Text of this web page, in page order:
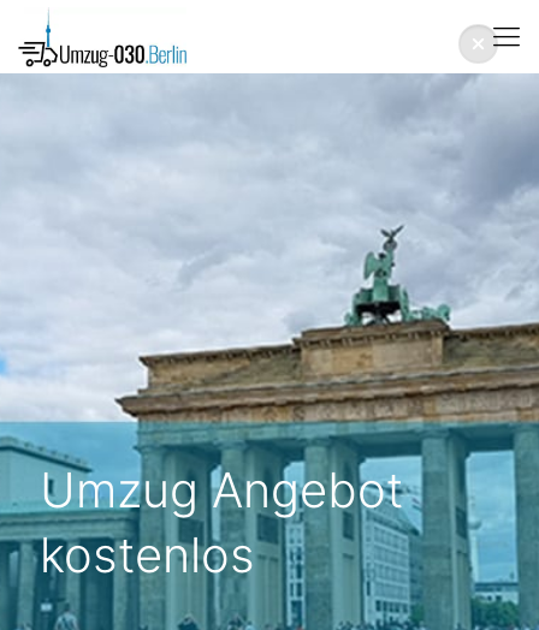
Umzug Angebot
kostenlos